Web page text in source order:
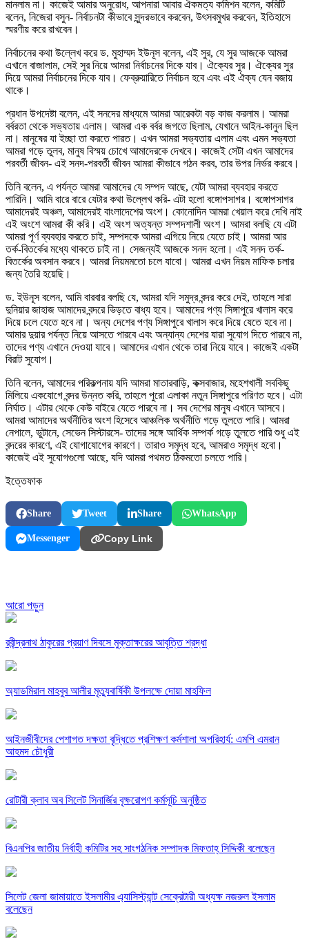
মানলাম না। কাজেই আমার অনুরোধ, আপনারা আবার ঐকমত্য কমিশন বলেন, কমিটি
বলেন, নিজেরা বসুন- নির্বাচনটা কীভাবে সুন্দরভাবে করবেন, উৎসবমুখর করবেন, ইতিহাসে
স্মরণীয় করে রাখবেন।
নির্বাচনের কথা উল্লেখ করে ড. মুহাম্মদ ইউনূস বলেন, এই সুর, যে সুর আজকে আমরা
এখানে বাজালাম, সেই সুর নিয়ে আমরা নির্বাচনের দিকে যাব। ঐক্যের সুর। ঐক্যের সুর
দিয়ে আমরা নির্বাচনের দিকে যাব। ফেব্রুয়ারিতে নির্বাচন হবে এবং এই ঐক্য যেন বজায়
থাকে।
প্রধান উপদেষ্টা বলেন, এই সনদের মাধ্যমে আমরা আরেকটা বড় কাজ করলাম। আমরা
বর্বরতা থেকে সভ্যতায় এলাম। আমরা এক বর্বর জগতে ছিলাম, যেখানে আইন-কানুন ছিল
না। মানুষের যা ইচ্ছা তা করতে পারত। এখন আমরা সভ্যতায় এলাম এবং এমন সভ্যতা
আমরা গড়ে তুলব, মানুষ বিস্ময় চোখে আমাদেরকে দেখবে। কাজেই সেটা এখন আমাদের
পরবর্তী জীবন- এই সনদ-পরবর্তী জীবন আমরা কীভাবে গঠন করব, তার উপর নির্ভর করবে।
তিনি বলেন, এ পর্যন্ত আমরা আমাদের যে সম্পদ আছে, যেটা আমরা ব্যবহার করতে
পারিনি। আমি বারে বারে যেটার কথা উল্লেখ করি- এটা হলো বঙ্গোপসাগর। বঙ্গোপসাগর
আমাদেরই অঞ্চল, আমাদেরই বাংলাদেশের অংশ। কোনোদিন আমরা খেয়াল করে দেখি নাই
এই অংশে আমরা কী করি। এই অংশ অত্যন্ত সম্পদশালী অংশ। আমরা বলছি যে এটা
আমরা পূর্ণ ব্যবহার করতে চাই, সম্পদকে আমরা এগিয়ে নিয়ে যেতে চাই। আমরা আর
তর্ক-বিতর্কের মধ্যে থাকতে চাই না। সেজন্যই আজকে সনদ হলো। এই সনদ তর্ক-
বিতর্কের অবসান করবে। আমরা নিয়মমতো চলে যাবো। আমরা এখন নিয়ম মাফিক চলার
জন্য তৈরি হয়েছি।
ড. ইউনূস বলেন, আমি বারবার বলছি যে, আমরা যদি সমুদ্র বন্দর করে দেই, তাহলে সারা
দুনিয়ার জাহাজ আমাদের বন্দরে ভিড়তে বাধ্য হবে। আমাদের পণ্য সিঙ্গাপুরে খালাস করে
দিয়ে চলে যেতে হবে না। অন্য দেশের পণ্য সিঙ্গাপুরে খালাস করে দিয়ে যেতে হবে না।
আমার দুয়ার পর্যন্ত নিয়ে আসতে পারবে এবং অন্যান্য দেশের যারা সুযোগ দিতে পারবে না,
তাদের পণ্য এখানে দেওয়া যাবে। আমাদের এখান থেকে তারা নিয়ে যাবে। কাজেই একটা
বিরাট সুযোগ।
তিনি বলেন, আমাদের পরিকল্পনায় যদি আমরা মাতারবাড়ি, কক্সবাজার, মহেশখালী সবকিছু
মিলিয়ে একযোগে বন্দর উন্নত করি, তাহলে পুরো এলাকা নতুন সিঙ্গাপুরে পরিণত হবে। এটা
নির্ঘাত। এটার থেকে কেউ বাইরে যেতে পারবে না। সব দেশের মানুষ এখানে আসবে।
আমরা আমাদের অর্থনীতির অংশ হিসেবে আঞ্চলিক অর্থনীতি গড়ে তুলতে পারি। আমরা
নেপালে, ভুটানে, সেভেন সিস্টারসে- তাদের সঙ্গে আর্থিক সম্পর্ক গড়ে তুলতে পারি শুধু এই
বন্দরের কারণে, এই যোগাযোগের কারণে। তারাও সমৃদ্ধ হবে, আমরাও সমৃদ্ধ হবো।
কাজেই এই সুযোগগুলো আছে, যদি আমরা পথমত ঠিকমতো চলতে পারি।
ইত্তেফাক
Share Tweet Share WhatsApp
Messenger Copy Link
আরো পড়ুন
রবীন্দ্রনাথ ঠাকুরের প্রয়াণ দিবসে মুক্তাক্ষরের আবৃত্তি শ্রদ্ধা
অ্যাডমিরাল মাহবুব আলীর মৃত্যুবার্ষিকী উপলক্ষে দোয়া মাহফিল
‎আইনজীবীদের পেশাগত দক্ষতা বৃদ্ধিতে প্রশিক্ষণ কর্মশালা অপরিহার্য: এমপি এমরান
আহমদ চৌধুরী
রোটারী ক্লাব অব সিলেট সিনার্জির বৃক্ষরোপণ কর্মসূচি অনুষ্ঠিত
বিএনপির জাতীয় নির্বাহী কমিটির সহ সাংগঠনিক সম্পাদক মিফতাহ্ সিদ্দিকী বলেছেন
সিলেট জেলা জামায়াতে ইসলামীর এ্যাসিস্ট্যান্ট সেক্রেটারী অধ্যক্ষ নজরুল ইসলাম
বলেছেন